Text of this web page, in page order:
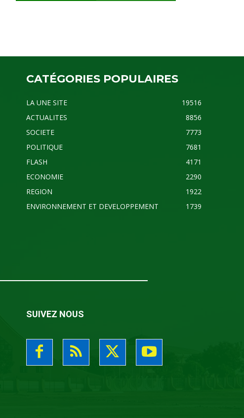
CATÉGORIES POPULAIRES
LA UNE SITE
19516
ACTUALITES
8856
SOCIETE
7773
POLITIQUE
7681
FLASH
4171
ECONOMIE
2290
REGION
1922
ENVIRONNEMENT ET DEVELOPPEMENT
1739
SUIVEZ NOUS